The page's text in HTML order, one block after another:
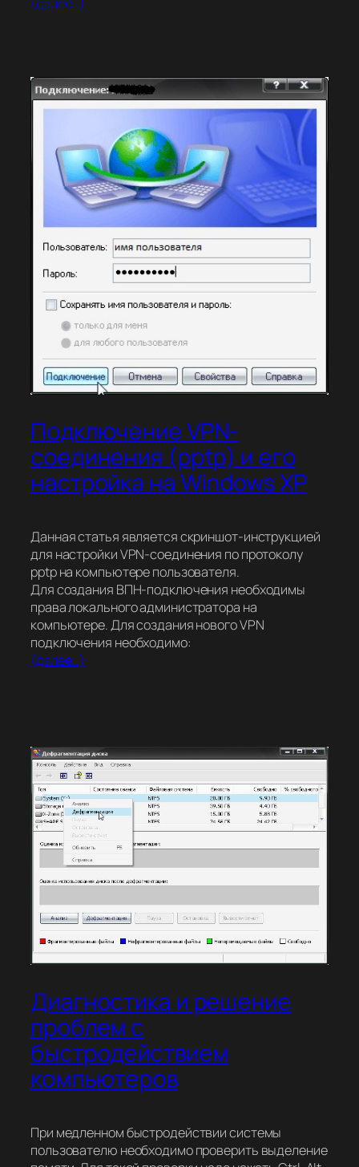
Подключение VPN-
соединения (pptp) и его
настройка на Windows XP
Данная статья является скриншот-инструкцией
для настройки VPN-соединения по протоколу
pptp на компьютере пользователя.
Для создания ВПН-подключения необходимы
права локального администратора на
компьютере. Для создания нового VPN
подключения необходимо:
(далее…)
Диагностика и решение
проблем с
быстродействием
компьютеров
При медленном быстродействии системы
пользователю необходимо проверить выделение